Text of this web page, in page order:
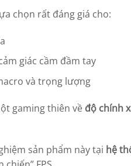
chọn rất đáng giá cho:
giác cầm đầm tay
và trọng lượng
gaming thiên về độ chính
sản phẩm này tại hệ